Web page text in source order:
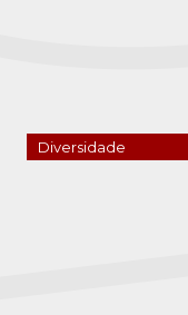
Diversidade